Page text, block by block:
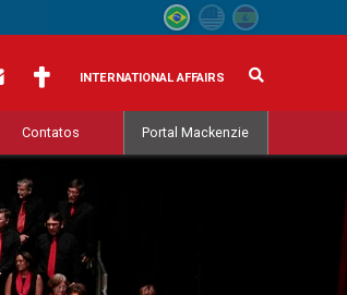
INTERNATIONAL AFFAIRS
Contatos Portal Mackenzie